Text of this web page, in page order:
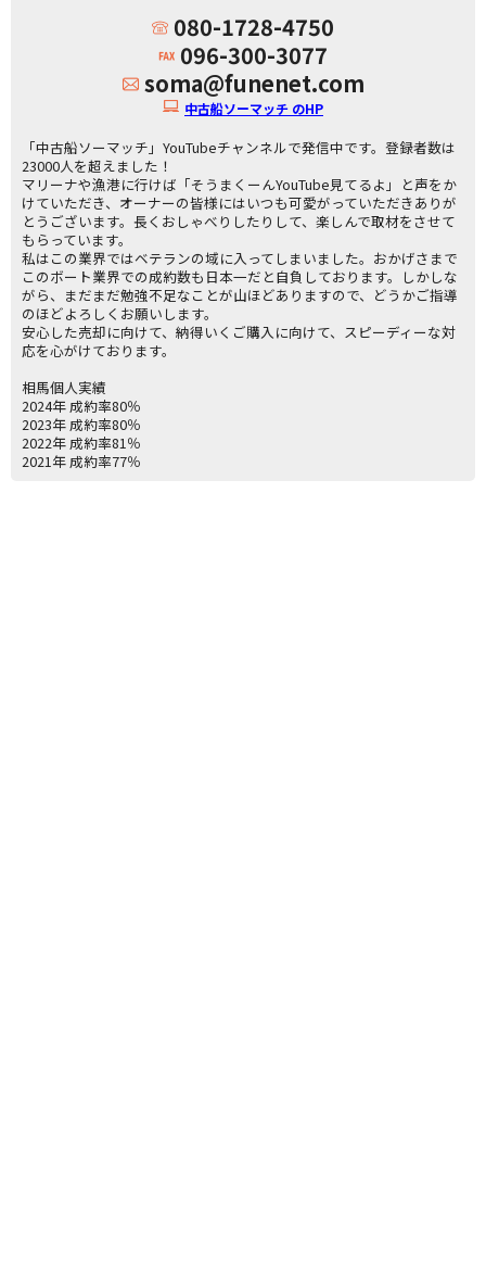
080-1728-4750
096-300-3077
soma@funenet.com
中古船ソーマッチ のHP
「中古船ソーマッチ」YouTubeチャンネルで発信中です。登録者数は
23000人を超えました！
マリーナや漁港に行けば「そうまくーんYouTube見てるよ」と声をか
けていただき、オーナーの皆様にはいつも可愛がっていただきありが
とうございます。長くおしゃべりしたりして、楽しんで取材をさせて
もらっています。
私はこの業界ではベテランの域に入ってしまいました。おかげさまで
このボート業界での成約数も日本一だと自負しております。しかしな
がら、まだまだ勉強不足なことが山ほどありますので、どうかご指導
のほどよろしくお願いします。
安心した売却に向けて、納得いくご購入に向けて、スピーディーな対
応を心がけております。
相馬個人実績
2024年 成約率80％
2023年 成約率80％
2022年 成約率81％
2021年 成約率77％